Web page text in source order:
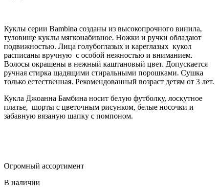
Куклы серии Bambina созданы из высокопрочного винила,
туловище куклы мягконабивное. Ножки и ручки обладают
подвижностью. Лица голубоглазых и кареглазых кукол
расписаны вручную с особой нежностью и вниманием.
Волосы окрашены в нежный каштановый цвет. Допускается
ручная стирка щадящими стиральными порошками. Сушка
только естественная. Рекомендованный возраст детям от 3 лет.
Кукла Джоанна Бамбина носит белую футболку, лоскутное
платье, шорты с цветочным рисунком, белые носочки и
забавную вязаную шапку с помпоном.
Огромный ассортимент
В наличии